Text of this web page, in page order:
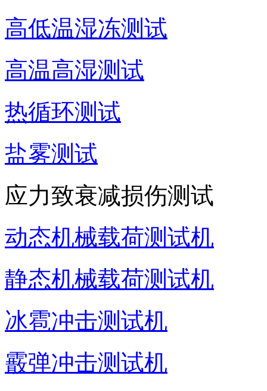
高低温湿冻测试
高温高湿测试
热循环测试
盐雾测试
应力致衰减损伤测试
动态机械载荷测试机
静态机械载荷测试机
冰雹冲击测试机
霰弹冲击测试机